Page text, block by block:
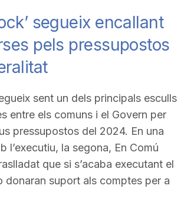
segueix encallant
pels pressupostos
sent un dels principals esculls
entre els comuns i el Govern per
pressupostos del 2024. En una
l’executiu, la segona, En Comú
que si s’acaba executant el
donaran suport als comptes per a